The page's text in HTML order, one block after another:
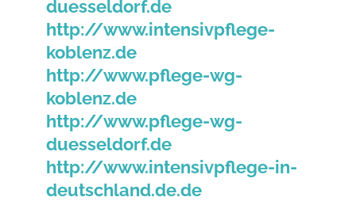
duesseldorf.de
http://www.intensivpflege-
koblenz.de
http://www.pflege-wg-
koblenz.de
http://www.pflege-wg-
duesseldorf.de
http://www.intensivpflege-in-
deutschland.de.de